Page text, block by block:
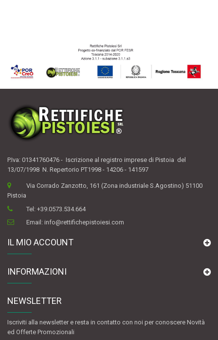
P.Iva: 01341760476 - Iscrizione al registro imprese di Pistoia del
13/07/1998 N. Repertorio PT1998 - 14206 - 141597
Via Corrado Zanzotto, 161 (Zona industriale S.Agostino) 51100
Pistoia
Tel:+39.0573.534.664
Email:info@rettifichepistoiesi.com
IL MIO ACCOUNT
INFORMAZIONI
NEWSLETTER
Iscriviti alla newsletter e resta in contatto con noi per conoscere Novità
ed Offerte Promozionali